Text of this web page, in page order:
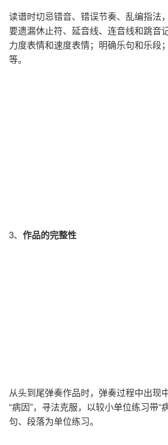
读谱时切忌错音、错误节奏、乱编指法
要遗漏休止符、延音线、连音线和跳音
力度表情和速度表情；明确乐句和乐段
等。
3、 作品的完整性
从头到尾弹奏作品时，弹奏过程中出现
“病因”，寻法克服，以较小单位练习带“
句、段落为单位练习。